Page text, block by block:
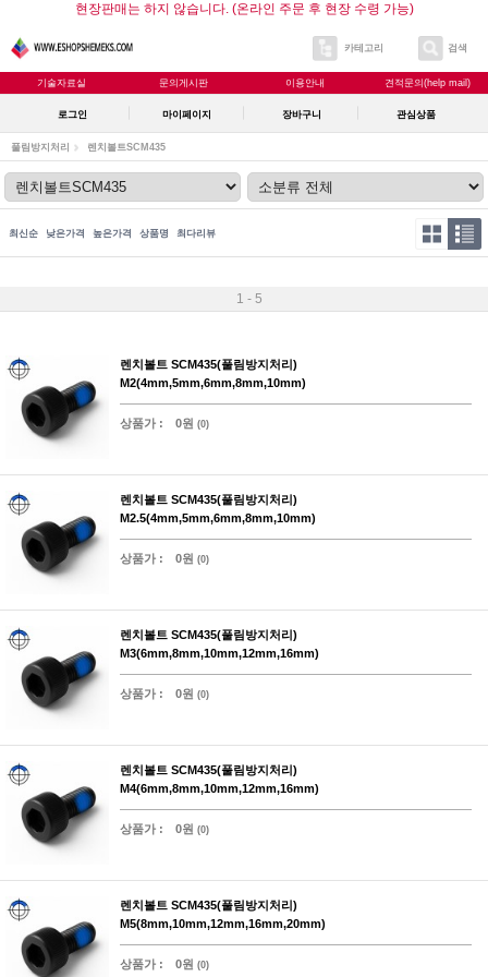
현장판매는 하지 않습니다. (온라인 주문 후 현장 수령 가능)
카테고리 검색
기술자료실 문의게시판 이용안내 견적문의(help mail)
로그인 마이페이지 장바구니 관심상품
풀림방지처리 렌치볼트SCM435
최신순 낮은가격 높은가격 상품명 최다리뷰
1 - 5
렌치볼트 SCM435(풀림방지처리)
M2(4mm,5mm,6mm,8mm,10mm)
상품가 : 0원 (0)
렌치볼트 SCM435(풀림방지처리)
M2.5(4mm,5mm,6mm,8mm,10mm)
상품가 : 0원 (0)
렌치볼트 SCM435(풀림방지처리)
M3(6mm,8mm,10mm,12mm,16mm)
상품가 : 0원 (0)
렌치볼트 SCM435(풀림방지처리)
M4(6mm,8mm,10mm,12mm,16mm)
상품가 : 0원 (0)
렌치볼트 SCM435(풀림방지처리)
M5(8mm,10mm,12mm,16mm,20mm)
상품가 : 0원 (0)